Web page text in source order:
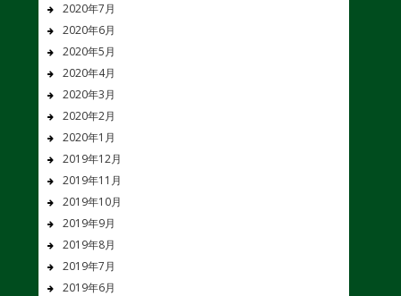
2020年7月
2020年6月
2020年5月
2020年4月
2020年3月
2020年2月
2020年1月
2019年12月
2019年11月
2019年10月
2019年9月
2019年8月
2019年7月
2019年6月